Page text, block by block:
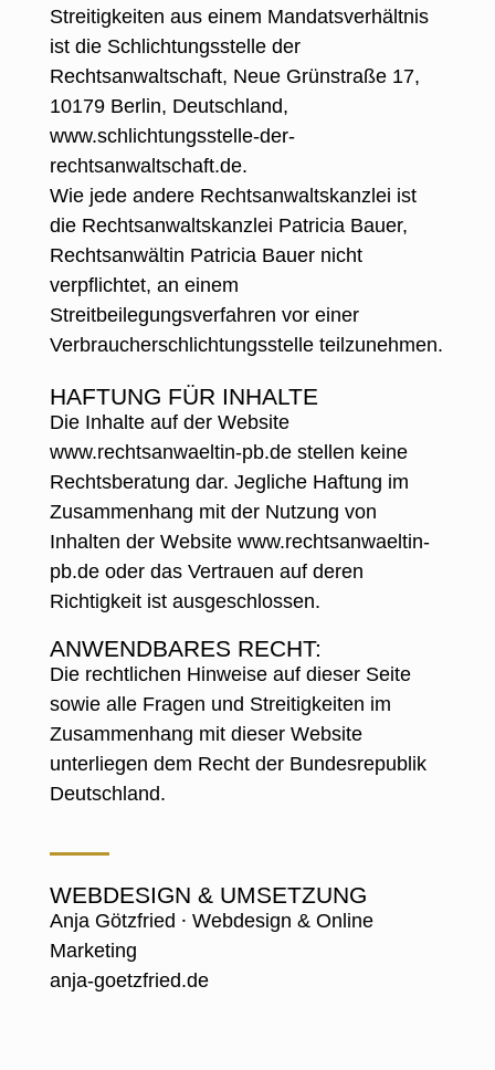
Streitigkeiten aus einem Mandatsverhältnis
ist die Schlichtungsstelle der
Rechtsanwaltschaft, Neue Grünstraße 17,
10179 Berlin, Deutschland,
www.schlichtungsstelle-der-
rechtsanwaltschaft.de.
Wie jede andere Rechtsanwaltskanzlei ist
die Rechtsanwaltskanzlei Patricia Bauer,
Rechtsanwältin Patricia Bauer nicht
verpflichtet, an einem
Streitbeilegungsverfahren vor einer
Verbraucherschlichtungsstelle teilzunehmen.
HAFTUNG FÜR INHALTE
Die Inhalte auf der Website
www.rechtsanwaeltin-pb.de stellen keine
Rechtsberatung dar. Jegliche Haftung im
Zusammenhang mit der Nutzung von
Inhalten der Website www.rechtsanwaeltin-
pb.de oder das Vertrauen auf deren
Richtigkeit ist ausgeschlossen.
ANWENDBARES RECHT:
Die rechtlichen Hinweise auf dieser Seite
sowie alle Fragen und Streitigkeiten im
Zusammenhang mit dieser Website
unterliegen dem Recht der Bundesrepublik
Deutschland.
WEBDESIGN & UMSETZUNG
Anja Götzfried ⸱ Webdesign & Online
Marketing
anja-goetzfried.de